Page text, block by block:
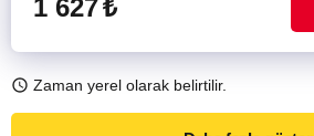
1 627₺
Zaman yerel olarak belirtilir.